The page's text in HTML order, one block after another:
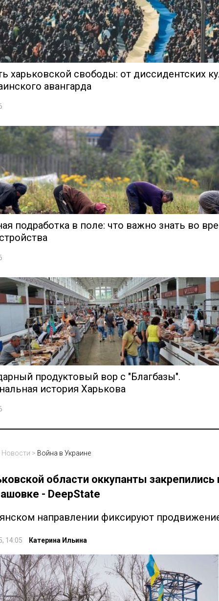
харьковской свободы: от диссидентских
авангарда
подработка в поле: что важно знать во
продуктовый вор с "Благбазы".
история Харькова
Новости > Война в Украине
области оккупанты закрепились
- DeepState
направлении фиксируют
14:05 Катерина Ильина